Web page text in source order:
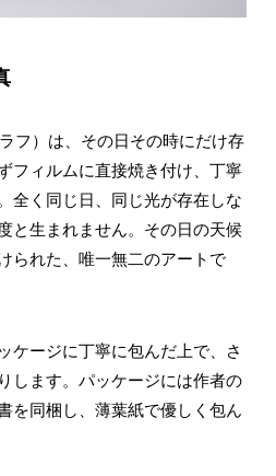
フ）は、その日その時にだけ存
フィルムに直接焼き付け、丁寧
全く同じ日、同じ光が存在しな
と生まれません。その日の天候
られた、唯一無二のアートで
ケージに丁寧に包んだ上で、さ
します。パッケージには作者の
を同梱し、薄葉紙で優しく包ん